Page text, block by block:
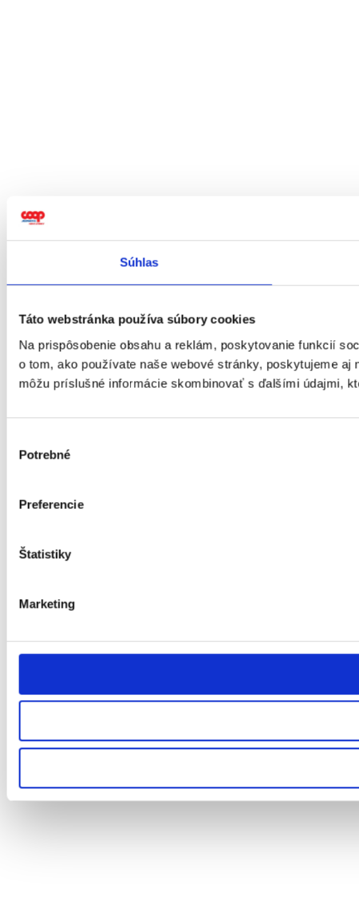
Súhlas
Táto webstránka používa súbory cookies
Na prispôsobenie obsahu a reklám, poskytovanie funkcií
o tom, ako používate naše webové stránky, poskytujeme
môžu príslušné informácie skombinovať s ďalšími údajmi,
súhlasu
Potrebné
Preferencie
Štatistiky
Marketing